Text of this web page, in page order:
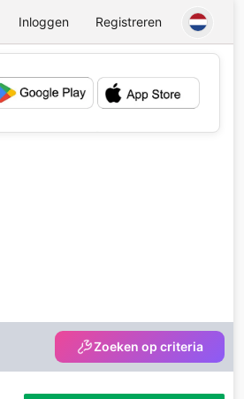
Inloggen Registreren
💕
Zoeken op criteria